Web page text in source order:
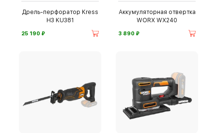
Дрель-перфоратор Kress
H3 KU381
25 190 ⃏
Аккумуляторная отвертка
WORX WX240
3 890 ⃏